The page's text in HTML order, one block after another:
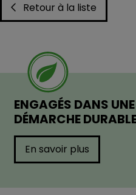
Retour à la liste
ENGAGÉS DANS UNE
DÉMARCHE
En savoir plus